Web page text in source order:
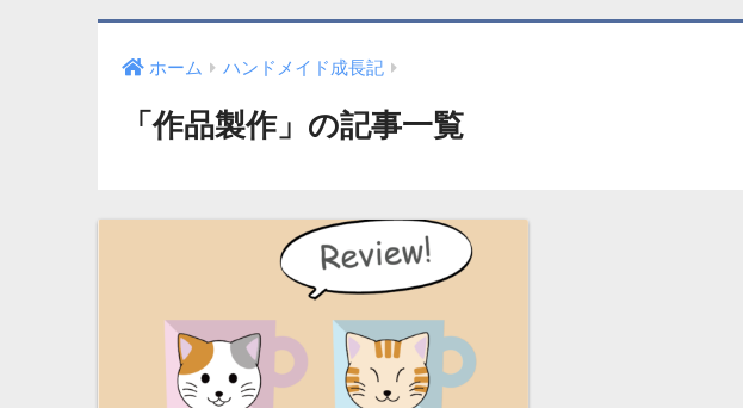
ホーム ハンドメイド成長記
「作品製作」の記事一覧